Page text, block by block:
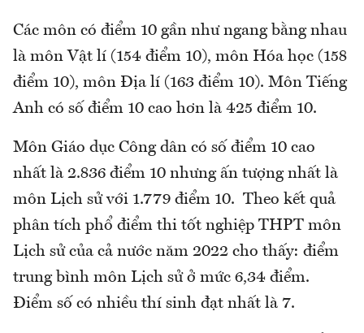
Các môn có điểm 10 gần như ngang bằng nhau
là môn Vật lí (154 điểm 10), môn Hóa học (158
điểm 10), môn Địa lí (163 điểm 10). Môn Tiếng
Anh có số điểm 10 cao hơn là 425 điểm 10.
Môn Giáo dục Công dân có số điểm 10 cao
nhất là 2.836 điểm 10 nhưng ấn tượng nhất là
môn Lịch sử với 1.779 điểm 10. Theo kết quả
phân tích phổ điểm thi tốt nghiệp THPT môn
Lịch sử của cả nước năm 2022 cho thấy: điểm
trung bình môn Lịch sử ở mức 6,34 điểm.
Điểm số có nhiều thí sinh đạt nhất là 7.